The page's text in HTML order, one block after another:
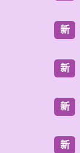
新
新
新
新